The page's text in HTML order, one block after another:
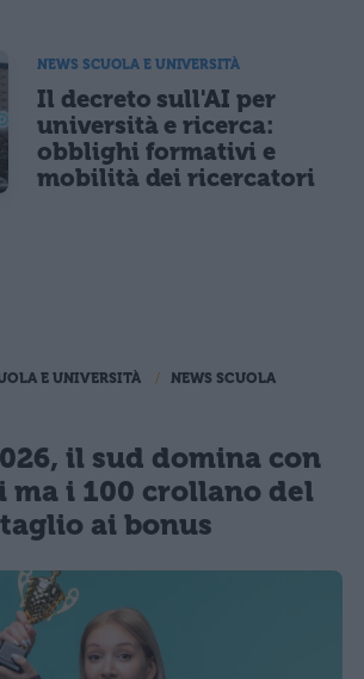
NEWS SCUOLA E UNIVERSITÀ
Il decreto sull'AI per
università e ricerca:
obblighi formativi e
mobilità dei ricercatori
E UNIVERSITÀ NEWS SCUOLA
il sud domina con
ma i 100 crollano del
ai bonus